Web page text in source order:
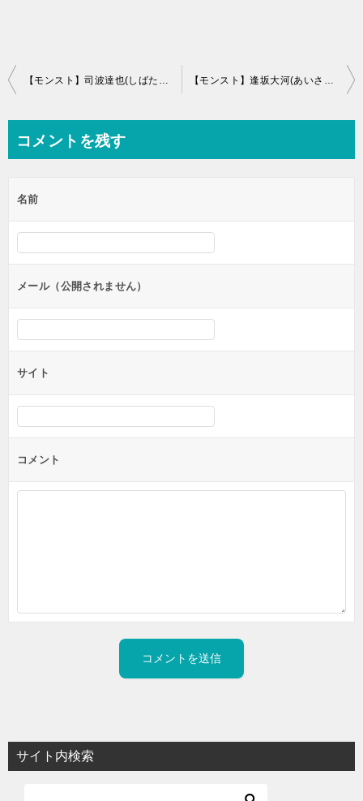
投
ビ
ー
シ
ン
【モンスト】司波達也(しばたつや)の評価と運極適正 【モンスト】逢坂大河(あいさかたいが)の評価と運極適正
コメントを残す
名前
メール（公開されません）
サイト
コメント
サイト内検索